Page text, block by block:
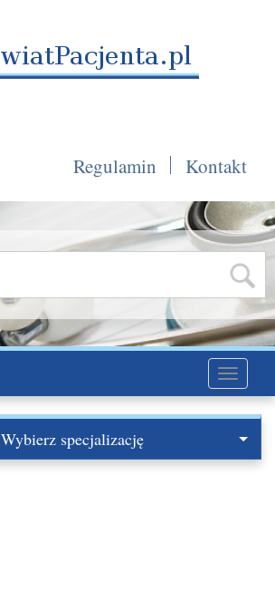
Regulamin Kontakt
Toggle
Wybierz specjalizację